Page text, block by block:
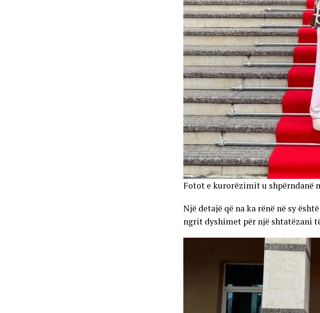
Fotot e kurorëzimit u shpërndanë
Një detajë që na ka rënë në sy
ngrit dyshimet për një shtatëzani